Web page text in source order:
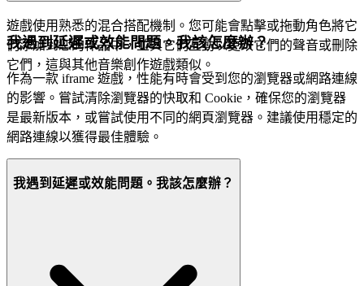
遊戲使用熟悉的混合搭配機制。您可能會點擊或拖動角色將它
們添加到您的作品中，並與它們互動以更改它們的聲音或刪除
它們，這與其他音樂創作遊戲類似。
我遇到延遲或效能問題。我該怎麼辦？
作為一款 iframe 遊戲，性能有時會受到您的瀏覽器或網路連線
的影響。嘗試清除瀏覽器的快取和 Cookie，確保您的瀏覽器
是最新版本，或嘗試使用不同的網頁瀏覽器。建議使用穩定的
網路連線以獲得最佳體驗。
我遇到延遲或效能問題。我該怎麼辦？